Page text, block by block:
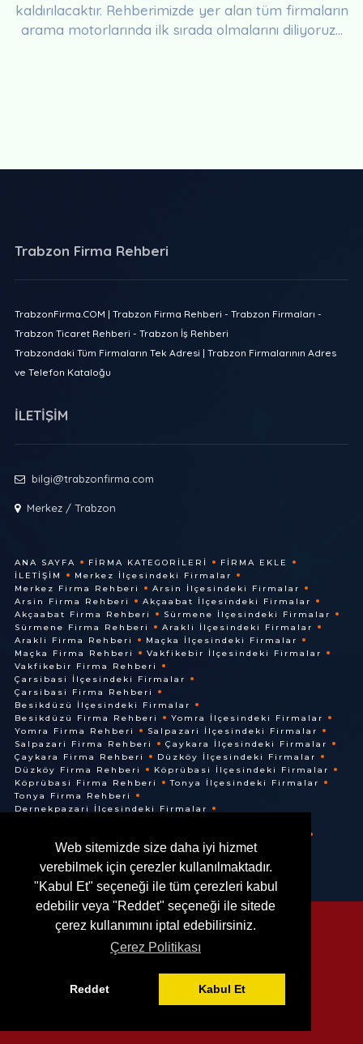
Web sitemizde size daha iyi hizmet
verebilmek için çerezler kullanılmaktadır.
"Kabul Et" seçeneği ile tüm çerezleri kabul
edebilir veya "Reddet" seçeneği ile sitede
çerez kullanımını iptal edebilirsiniz.
Çerez Politikası
Reddet Kabul Et
kaldırılacaktır. Rehberimizde yer alan tüm firmaların
arama motorlarında ilk sırada olmalarını diliyoruz...
Trabzon Firma Rehberi
TrabzonFirma.COM | Trabzon Firma Rehberi - Trabzon Firmaları -
Trabzon Ticaret Rehberi - Trabzon İş Rehberi
Trabzondaki Tüm Firmaların Tek Adresi | Trabzon Firmalarının Adres
ve Telefon Kataloğu
İLETİŞİM
bilgi@trabzonfirma.com
Merkez / Trabzon
ANA SAYFA FIRMA KATEGORILERI
FIRMA EKLE
İLETIŞIM
Merkez İlçesindeki Firmalar
Merkez Firma Rehberi
Arsin İlçesindeki Firmalar
Arsin Firma Rehberi
Akçaabat İlçesindeki Firmalar
Akçaabat Firma Rehberi
Sürmene İlçesindeki Firmalar
Sürmene Firma Rehberi
Arakli İlçesindeki Firmalar
Arakli Firma Rehberi
Maçka İlçesindeki Firmalar
Maçka Firma Rehberi
Vakfikebir İlçesindeki Firmalar
Vakfikebir Firma Rehberi
Çarsibasi İlçesindeki Firmalar
Çarsibasi Firma Rehberi
Besikdüzü İlçesindeki Firmalar
Besikdüzü Firma Rehberi
Yomra İlçesindeki Firmalar
Yomra Firma Rehberi
Salpazari İlçesindeki Firmalar
Salpazari Firma Rehberi
Çaykara İlçesindeki Firmalar
Çaykara Firma Rehberi
Düzköy İlçesindeki Firmalar
Düzköy Firma Rehberi
Köprübasi İlçesindeki Firmalar
Köprübasi Firma Rehberi
Tonya İlçesindeki Firmalar
Tonya Firma Rehberi
Dernekpazari İlçesindeki Firmalar
Of İlçesindeki Firmalar
Of Firma Rehberi
© @ 2016. Her Hakkı Saklıdır.